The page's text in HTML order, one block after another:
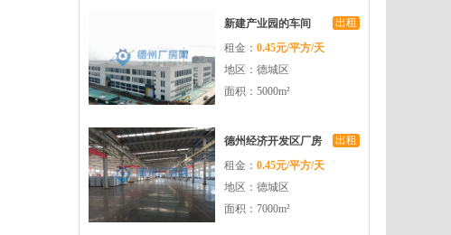
新建产业园的车间
8000平出租，可办
公，交通便利
出租
租金： 0.45元/平方/天
地区：德城区
面积：5000m²
德州经济开发区厂房
出租
出租
租金： 0.45元/平方/天
地区：德城区
面积：7000m²